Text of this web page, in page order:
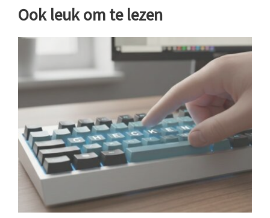
Ook leuk om te lezen